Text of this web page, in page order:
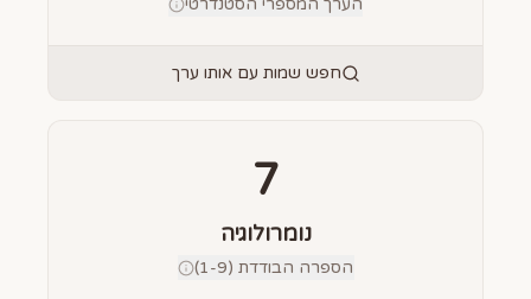
הערך המספרי הסטנדרטי
חפש שמות עם אותו ערך
7
נומרולוגיה
הספרה הבודדת (1-9)